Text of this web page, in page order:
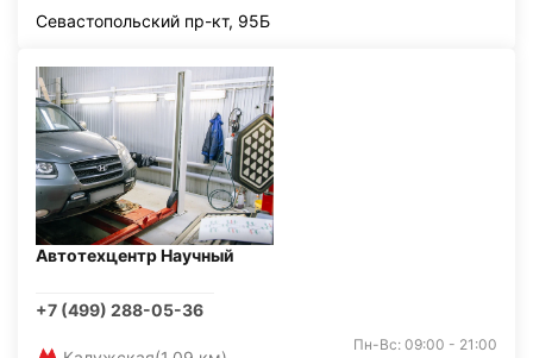
Севастопольский пр-кт, 95Б
Автотехцентр Научный
+7 (499) 288-05-36
Пн-Вс: 09:00 - 21:00